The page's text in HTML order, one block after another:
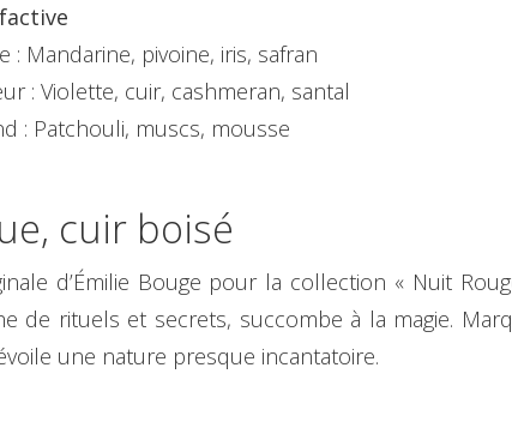
: Mandarine, pivoine, iris, safran
: Violette, cuir, cashmeran, santal
: Patchouli, muscs, mousse
cuir boisé
d’Émilie Bouge pour la collection « Nuit
de rituels et secrets, succombe à la magie.
une nature presque incantatoire.